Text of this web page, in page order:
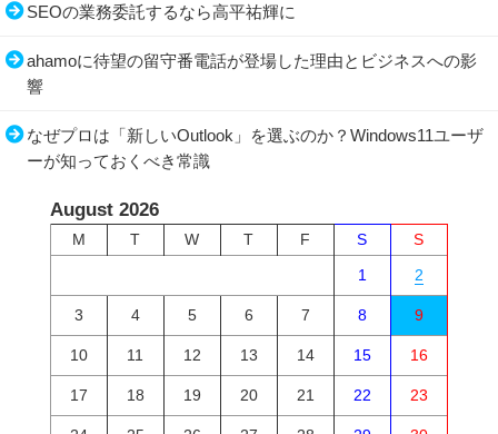
SEOの業務委託するなら高平祐輝に
ahamoに待望の留守番電話が登場した理由とビジネスへの影
響
なぜプロは「新しいOutlook」を選ぶのか？Windows11ユーザ
ーが知っておくべき常識
August 2026
M T W T F S
S
1
2
3 4 5 6 7 8 9
10 11 12 13 14 15 16
17 18 19 20 21 22 23